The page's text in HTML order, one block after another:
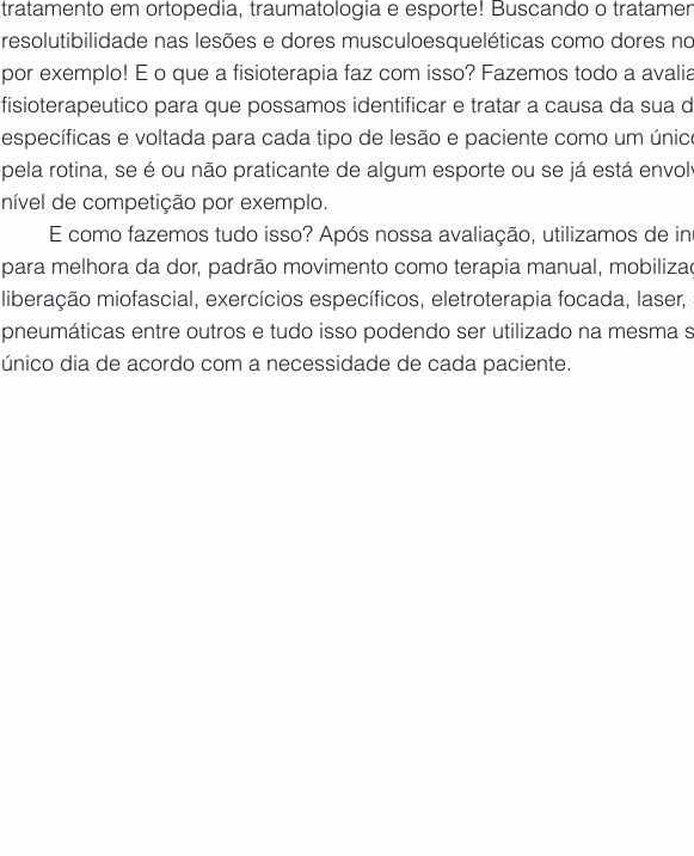
tratamento em ortopedia, traumatologia e esporte! Buscando o
resolutibilidade nas lesões e dores musculoesqueléticas como dores
por exemplo! E o que a fisioterapia faz com isso? Fazemos todo a
fisioterapeutico para que possamos identificar e tratar a causa da sua
específicas e voltada para cada tipo de lesão e paciente como um
pela rotina, se é ou não praticante de algum esporte ou se já está
nível de competição por exemplo.
para melhora da dor, padrão movimento como terapia manual,
liberação miofascial, exercícios específicos, eletroterapia focada,
pneumáticas entre outros e tudo isso podendo ser utilizado na mesma
único dia de acordo com a necessidade de cada paciente.